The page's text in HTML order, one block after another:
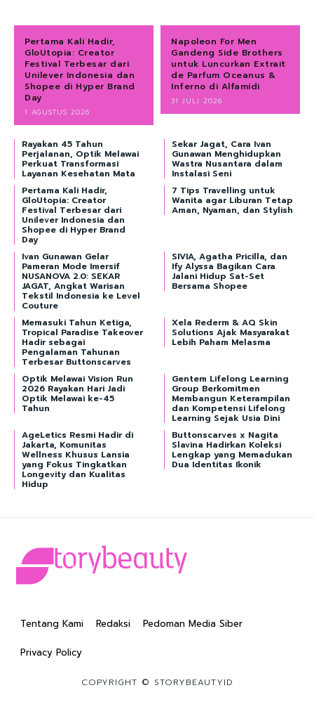
Pertama Kali Hadir,
GloUtopia: Creator
Festival Terbesar dari
Unilever Indonesia dan
Shopee di Hyper Brand
Day
1 AGUSTUS 2026
Napoleon For Men
Gandeng Side Brothers
untuk Luncurkan Extrait
de Parfum Oceanus &
Inferno di Alfamidi
31 JULI 2026
Rayakan 45 Tahun
Perjalanan, Optik Melawai
Perkuat Transformasi
Layanan Kesehatan Mata
Sekar Jagat, Cara Ivan
Gunawan Menghidupkan
Wastra Nusantara dalam
Instalasi Seni
Pertama Kali Hadir,
GloUtopia: Creator
Festival Terbesar dari
Unilever Indonesia dan
Shopee di Hyper Brand
Day
7 Tips Travelling untuk
Wanita agar Liburan Tetap
Aman, Nyaman, dan Stylish
Ivan Gunawan Gelar
Pameran Mode Imersif
NUSANOVA 2.0: SEKAR
JAGAT, Angkat Warisan
Tekstil Indonesia ke Level
Couture
SIVIA, Agatha Pricilla, dan
Ify Alyssa Bagikan Cara
Jalani Hidup Sat-Set
Bersama Shopee
Memasuki Tahun Ketiga,
Tropical Paradise Takeover
Hadir sebagai
Pengalaman Tahunan
Terbesar Buttonscarves
Xela Rederm & AQ Skin
Solutions Ajak Masyarakat
Lebih Paham Melasma
Optik Melawai Vision Run
2026 Rayakan Hari Jadi
Optik Melawai ke-45
Tahun
Gentem Lifelong Learning
Group Berkomitmen
Membangun Keterampilan
dan Kompetensi Lifelong
Learning Sejak Usia Dini
AgeLetics Resmi Hadir di
Jakarta, Komunitas
Wellness Khusus Lansia
yang Fokus Tingkatkan
Longevity dan Kualitas
Hidup
Buttonscarves x Nagita
Slavina Hadirkan Koleksi
Lengkap yang Memadukan
Dua Identitas Ikonik
Tentang Kami Redaksi Pedoman Media Siber
Privacy Policy
COPYRIGHT © STORYBEAUTYID